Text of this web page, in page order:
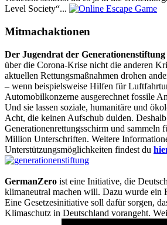
Level Society“...
Mitmachaktionen
Der Jugendrat der Generationenstiftung
über die Corona-Krise nicht die anderen
aktuellen Rettungsmaßnahmen drohen
– wenn beispielsweise Hilfen für
Automobilkonzerne ausgerechnet fossile
Und sie lassen soziale, humanitäre und
Acht, die keinen Aufschub dulden.
Generationenrettungsschirm und sammeln
Million Unterschriften. Weitere
Unterstützungsmöglichkeiten findest du
GermanZero ist eine Initiative, die
klimaneutral machen will. Dazu wurde ein
Eine Gesetzesinitiative soll dafür sorgen,
Klimaschutz in Deutschland vorangeht.